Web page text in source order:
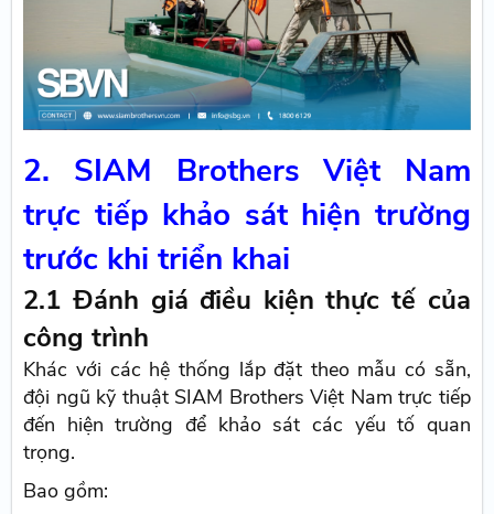
2. SIAM Brothers Việt Nam
trực tiếp khảo sát hiện trường
trước khi triển khai
2.1 Đánh giá điều kiện thực tế của
công trình
Khác với các hệ thống lắp đặt theo mẫu có sẵn,
đội ngũ kỹ thuật SIAM Brothers Việt Nam trực tiếp
đến hiện trường để khảo sát các yếu tố quan
trọng.
Bao gồm: